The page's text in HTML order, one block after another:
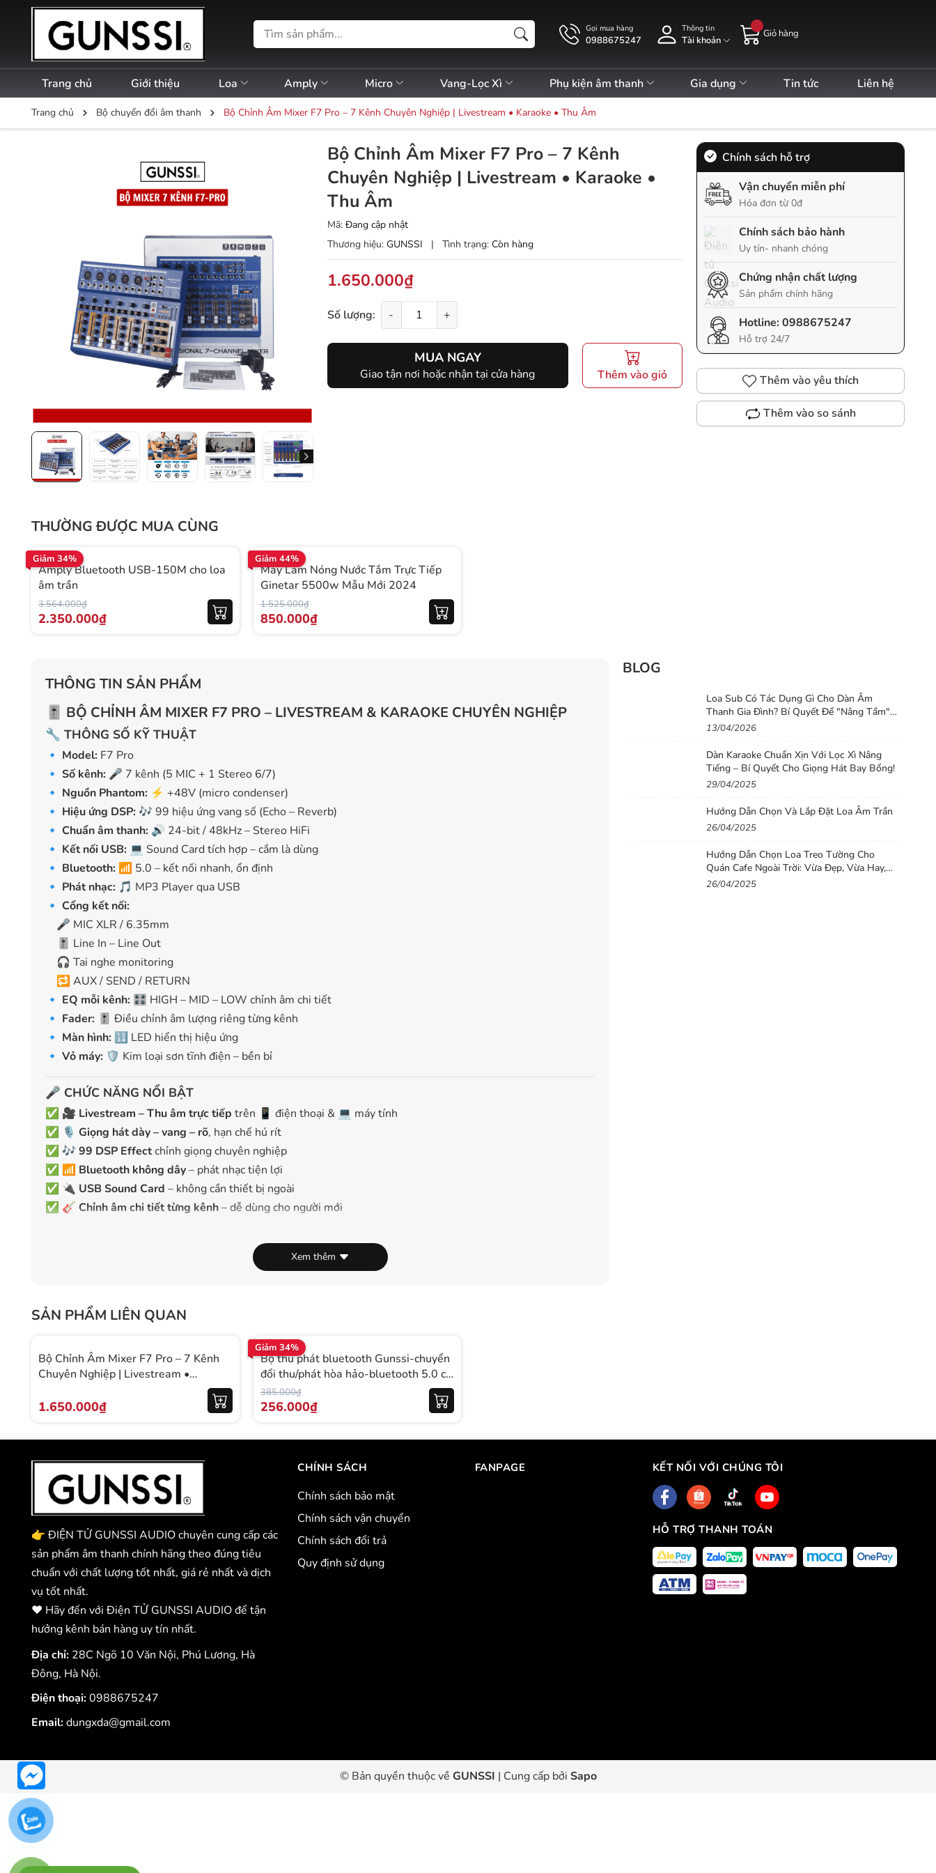
Gọi mua hàng
0988675247
Thông tin
Tài khoản
Giỏ hàng
Trang chủ Giới thiệu Loa Amply Micro Vang-Lọc Xì Phụ kiện âm thanh Gia dụng Tin tức Liên hệ
Trang chủ Bộ chuyển đổi âm thanh Bộ Chỉnh Âm Mixer F7 Pro – 7 Kênh Chuyên Nghiệp | Livestream • Karaoke • Thu Âm
Bộ Chỉnh Âm Mixer F7 Pro – 7 Kênh
Chuyên Nghiệp | Livestream • Karaoke •
Thu Âm
Mã: Đang cập nhật
Thương hiệu: GUNSSI | Tình trạng: Còn hàng
1.650.000₫
Số lượng: - +
MUA NGAY
Giao tận nơi hoặc nhận tại cửa hàng Thêm vào giỏ
Chính sách hỗ trợ
Vận chuyển miễn phí
Hóa đơn từ 0đ
Chính sách bảo hành
Uy tín- nhanh chóng
Chứng nhận chất lượng
Sản phẩm chính hãng
Hotline:0988675247
Hỗ trợ 24/7
Thêm vào yêu thích
Thêm vào so sánh
THƯỜNG ĐƯỢC MUA CÙNG
Giảm 34%
Amply Bluetooth USB-150M cho loa
âm trần
3.564.000₫
2.350.000₫
Giảm 44%
Máy Làm Nóng Nước Tắm Trực Tiếp
Ginetar 5500w Mẫu Mới 2024
1.525.000₫
850.000₫
THÔNG TIN SẢN PHẨM
🎚️ BỘ CHỈNH ÂM MIXER F7 PRO – LIVESTREAM & KARAOKE CHUYÊN NGHIỆP
🔧 THÔNG SỐ KỸ THUẬT
🔹 Model: F7 Pro
🔹 Số kênh: 🎤 7 kênh (5 MIC + 1 Stereo 6/7)
🔹 Nguồn Phantom: ⚡ +48V (micro condenser)
🔹 Hiệu ứng DSP: 🎶 99 hiệu ứng vang số (Echo – Reverb)
🔹 Chuẩn âm thanh: 🔊 24-bit / 48kHz – Stereo HiFi
🔹 Kết nối USB: 💻 Sound Card tích hợp – cắm là dùng
🔹 Bluetooth: 📶 5.0 – kết nối nhanh, ổn định
🔹 Phát nhạc: 🎵 MP3 Player qua USB
🔹 Cổng kết nối:
🎤 MIC XLR / 6.35mm
🎚️ Line In – Line Out
🎧 Tai nghe monitoring
🔁 AUX / SEND / RETURN
🔹 EQ mỗi kênh: 🎛️ HIGH – MID – LOW chỉnh âm chi tiết
🔹 Fader: 🎚️ Điều chỉnh âm lượng riêng từng kênh
🔹 Màn hình: 🔢 LED hiển thị hiệu ứng
🔹 Vỏ máy: 🛡️ Kim loại sơn tĩnh điện – bền bỉ
🎤 CHỨC NĂNG NỔI BẬT
✅ 🎥 Livestream – Thu âm trực tiếp trên 📱 điện thoại & 💻 máy tính
✅ 🎙️ Giọng hát dày – vang – rõ, hạn chế hú rít
✅ 🎶 99 DSP Effectchỉnh giọng chuyên nghiệp
✅ 📶 Bluetooth không dây– phát nhạc tiện lợi
✅ 🔌 USB Sound Card – không cần thiết bị ngoài
✅ 🎸 Chỉnh âm chi tiết từng kênh– dễ dùng cho người mới
🎙️ Podcast – thu âm
🎸 Hát live – acoustic – phòng nhỏ
Xem thêm
BLOG
Loa Sub Có Tác Dụng Gì Cho Dàn Âm
Thanh Gia Đình? Bí Quyết Để "Nâng Tầm"
Chất Lượng Âm Thanh Cho Dàn Loa Gia
13/04/2026
Dàn Karaoke Chuẩn Xịn Với Lọc Xì Nâng
Tiếng – Bí Quyết Cho Giọng Hát Bay Bổng!
29/04/2025
Hướng Dẫn Chọn Và Lắp Đặt Loa Âm Trần
26/04/2025
Hướng Dẫn Chọn Loa Treo Tường Cho
Quán Cafe Ngoài Trời: Vừa Đẹp, Vừa Hay,
Vừa Bền
26/04/2025
SẢN PHẨM LIÊN QUAN
Bộ Chỉnh Âm Mixer F7 Pro – 7 Kênh
Chuyên Nghiệp | Livestream •
1.650.000₫
Giảm 34%
Bộ thu phát bluetooth Gunssi-chuyển
đổi thu/phát hòa hảo-bluetooth 5.0 có
màn hình LED hiện đại
385.000₫
256.000₫
👉 ĐIỆN TỬ GUNSSI AUDIO chuyên cung cấp các
sản phẩm âm thanh chính hãng theo đúng tiêu
chuẩn với chất lượng tốt nhất, giá rẻ nhất và dịch
vụ tốt nhất.
❤️ Hãy đến với Điện TỬ GUNSSI AUDIO để tận
hưởng kênh bán hàng uy tín nhất.
Địa chỉ: 28C Ngõ 10 Văn Nội, Phú Lương, Hà
Đông, Hà Nội.
Điện thoại:0988675247
Email:dungxda@gmail.com
CHÍNH SÁCH
Chính sách bảo mật
Chính sách vận chuyển
Chính sách đổi trả
Quy định sử dụng
FANPAGE KẾT NỐI VỚI CHÚNG TÔI
HỖ TRỢ THANH TOÁN
© Bản quyền thuộc về GUNSSI | Cung cấp bởi Sapo